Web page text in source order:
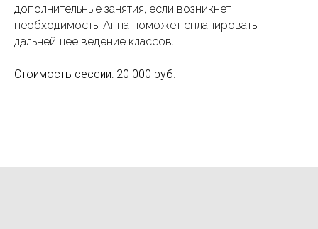
дополнительные занятия, если возникнет
необходимость. Анна поможет спланировать
дальнейшее ведение классов.
Стоимость сессии: 20 000 руб.